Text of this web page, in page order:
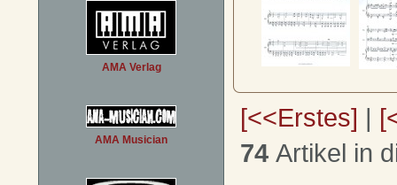
AMA Verlag
AMA Musician
[<<Erstes] |
74 Artikel in